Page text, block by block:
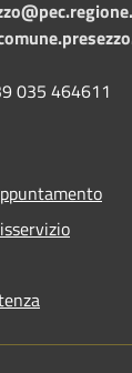
035 464611